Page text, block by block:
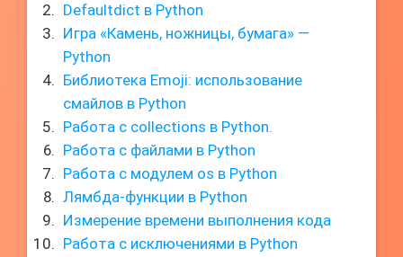
Defaultdict в Python
Игра «Камень, ножницы, бумага» —
Python
Библиотека Emoji: использование
смайлов в Python
Работа с collections в Python.
Работа с файлами в Python
Работа с модулем os в Python
Лямбда-функции в Python
Измерение времени выполнения кода
Работа с исключениями в Python